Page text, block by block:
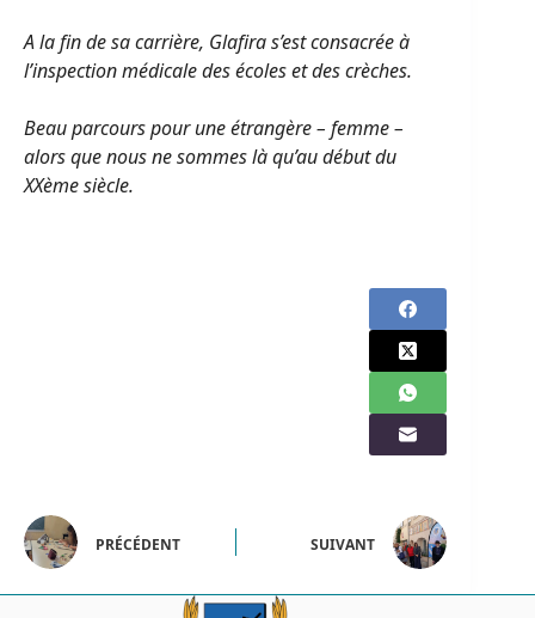
A la fin de sa carrière, Glafira s’est consacrée à
l’inspection médicale des écoles et des crèches.
Beau parcours pour une étrangère – femme –
alors que nous ne sommes là qu’au début du
XXème siècle.
PRÉCÉDENT SUIVANT